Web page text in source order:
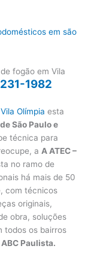
fogão em Vila
1982
Olímpia esta
São Paulo e
técnica para
a A ATEC –
no ramo de
há mais de 50
com técnicos
originais,
obra, soluções
todos os bairros
Paulista.